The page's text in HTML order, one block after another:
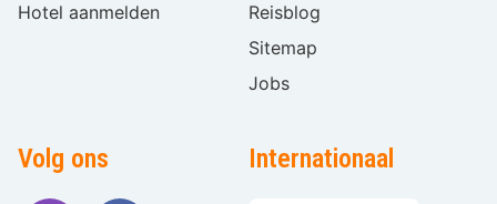
Hotel aanmelden
Reisblog
Sitemap
Jobs
Volg ons Internationaal